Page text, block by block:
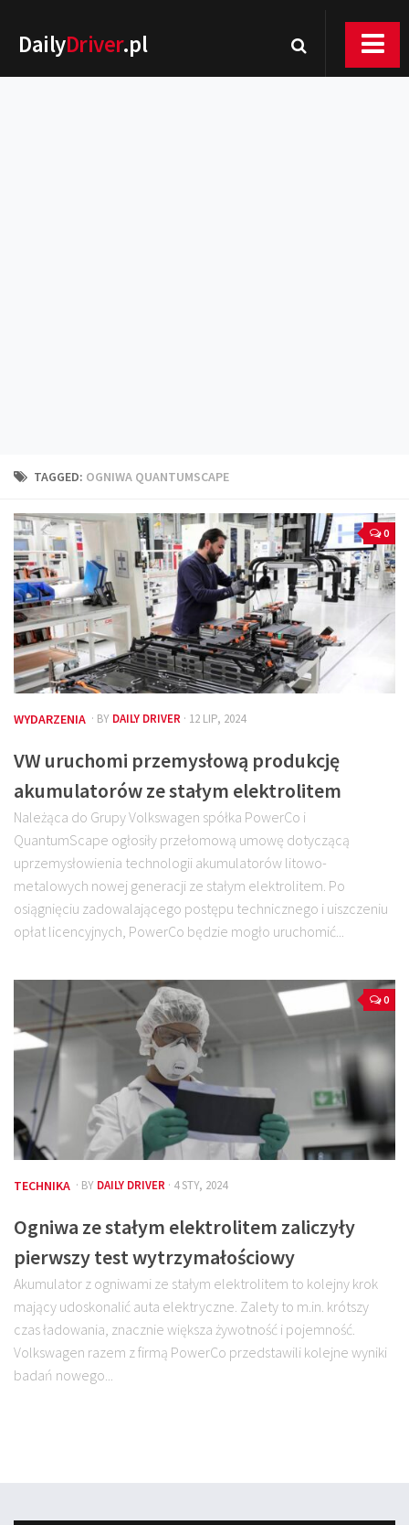
DailyDriver.pl
Technika jazdy
Kalkulatory
Przelicznik mocy
Auto z niemiec
Galerie
TAGGED: OGNIWA QUANTUMSCAPE
0
WYDARZENIA · BY DAILY DRIVER · 12 LIP, 2024
VW uruchomi przemysłową produkcję
akumulatorów ze stałym elektrolitem
Należąca do Grupy Volkswagen spółka PowerCo i
QuantumScape ogłosiły przełomową umowę dotyczącą
uprzemysłowienia technologii akumulatorów litowo-
metalowych nowej generacji ze stałym elektrolitem. Po
osiągnięciu zadowalającego postępu technicznego i uiszczeniu
opłat licencyjnych, PowerCo będzie mogło uruchomić...
0
TECHNIKA · BY DAILY DRIVER · 4 STY, 2024
Ogniwa ze stałym elektrolitem zaliczyły
pierwszy test wytrzymałościowy
Akumulator z ogniwami ze stałym elektrolitem to kolejny krok
mający udoskonalić auta elektryczne. Zalety to m.in. krótszy
czas ładowania, znacznie większa żywotność i pojemność.
Volkswagen razem z firmą PowerCo przedstawili kolejne wyniki
badań nowego...